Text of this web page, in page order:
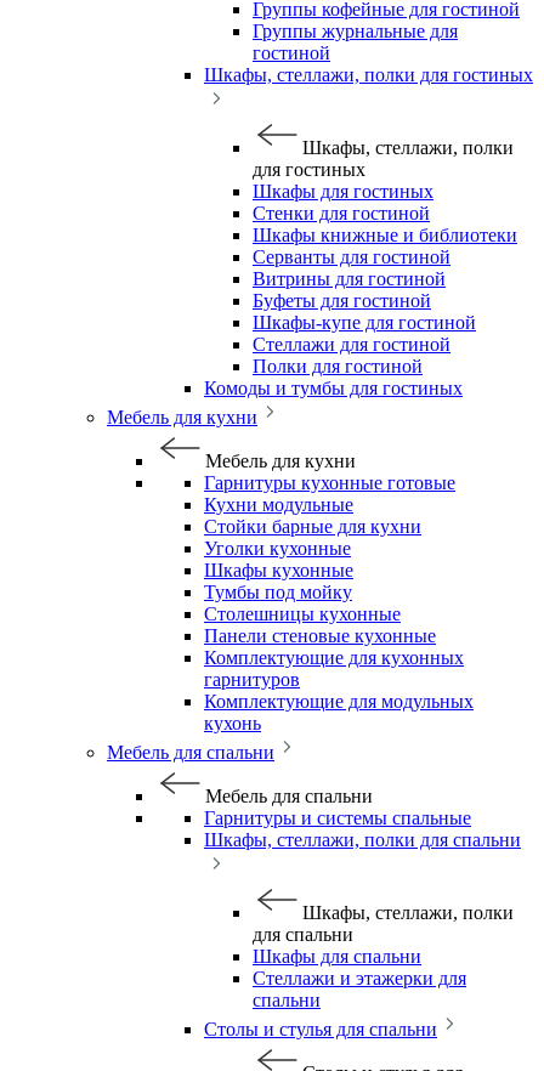
Группы кофейные для гостиной
Группы журнальные для
гостиной
Шкафы, стеллажи, полки для гостиных
Шкафы, стеллажи, полки
для гостиных
Шкафы для гостиных
Стенки для гостиной
Шкафы книжные и библиотеки
Серванты для гостиной
Витрины для гостиной
Буфеты для гостиной
Шкафы-купе для гостиной
Стеллажи для гостиной
Полки для гостиной
Комоды и тумбы для гостиных
Мебель для кухни
Мебель для кухни
Гарнитуры кухонные готовые
Кухни модульные
Стойки барные для кухни
Уголки кухонные
Шкафы кухонные
Тумбы под мойку
Столешницы кухонные
Панели стеновые кухонные
Комплектующие для кухонных
гарнитуров
Комплектующие для модульных
кухонь
Мебель для спальни
Мебель для спальни
Гарнитуры и системы спальные
Шкафы, стеллажи, полки для спальни
Шкафы, стеллажи, полки
для спальни
Шкафы для спальни
Стеллажи и этажерки для
спальни
Столы и стулья для спальни